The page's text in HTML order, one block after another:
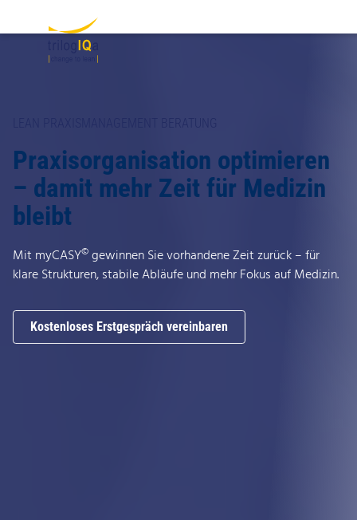
Praxisorganisation optimieren
– damit mehr Zeit für Medizin
bleibt
Mit myCASY© gewinnen Sie vorhandene Zeit zurück – für
klare Strukturen, stabile Abläufe und mehr Fokus auf Medizin.
Kostenloses Erstgespräch vereinbaren